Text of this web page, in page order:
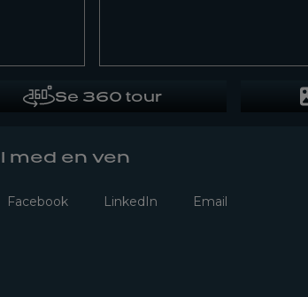
Se 360 tour
med en ven
Facebook LinkedIn Email